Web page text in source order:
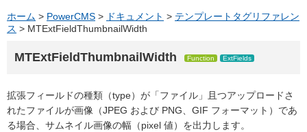
ホーム > PowerCMS > ドキュメント > テンプレートタグリファレン
ス > MTExtFieldThumbnailWidth
MTExtFieldThumbnailWidth Function ExtFields
拡張フィールドの種類（type）が「ファイル」且つアップロードさ
れたファイルが画像（JPEG および PNG、GIF フォーマット）であ
る場合、サムネイル画像の幅（pixel 値）を出力します。